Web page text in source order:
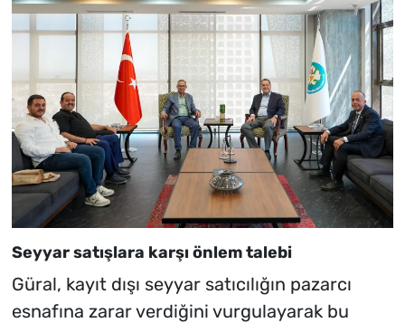
Seyyar satışlara karşı önlem talebi
Güral, kayıt dışı seyyar satıcılığın pazarcı
esnafına zarar verdiğini vurgulayarak bu